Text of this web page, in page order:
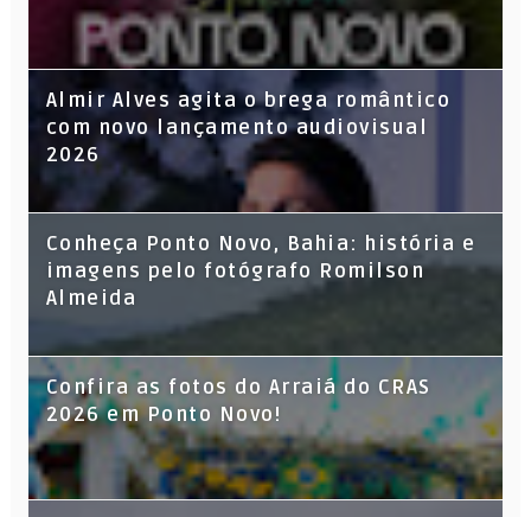
Almir Alves agita o brega romântico
com novo lançamento audiovisual
2026
Conheça Ponto Novo, Bahia: história e
imagens pelo fotógrafo Romilson
Almeida
Confira as fotos do Arraiá do CRAS
2026 em Ponto Novo!